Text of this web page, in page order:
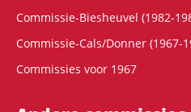
Commissie-Biesheuvel (1982-
Commissie-Cals/Donner (1967-
Commissies voor 1967